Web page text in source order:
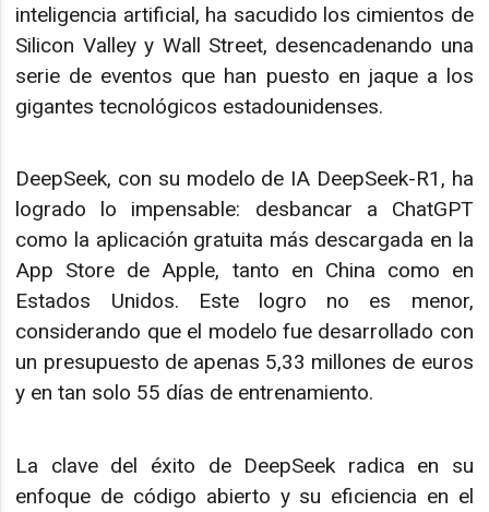
inteligencia artificial, ha sacudido los cimientos de
Silicon Valley y Wall Street, desencadenando una
serie de eventos que han puesto en jaque a los
gigantes tecnológicos estadounidenses.
DeepSeek, con su modelo de IA DeepSeek-R1, ha
logrado lo impensable: desbancar a ChatGPT
como la aplicación gratuita más descargada en la
App Store de Apple, tanto en China como en
Estados Unidos. Este logro no es menor,
considerando que el modelo fue desarrollado con
un presupuesto de apenas 5,33 millones de euros
y en tan solo 55 días de entrenamiento.
La clave del éxito de DeepSeek radica en su
enfoque de código abierto y su eficiencia en el